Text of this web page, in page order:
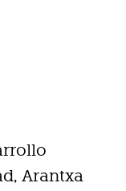
Arantxa